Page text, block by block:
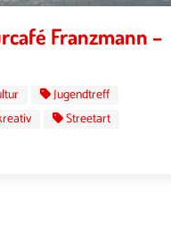
Franzmann –
Jugendtreff
Streetart